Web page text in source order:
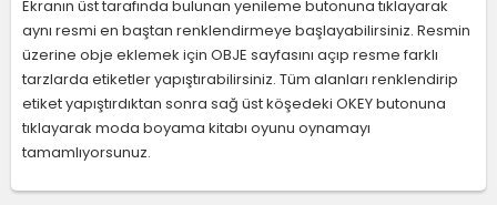
Ekranın üst tarafında bulunan yenileme butonuna tıklayarak
aynı resmi en baştan renklendirmeye başlayabilirsiniz. Resmin
üzerine obje eklemek için OBJE sayfasını açıp resme farklı
tarzlarda etiketler yapıştırabilirsiniz. Tüm alanları renklendirip
etiket yapıştırdıktan sonra sağ üst köşedeki OKEY butonuna
tıklayarak moda boyama kitabı oyunu oynamayı
tamamlıyorsunuz.